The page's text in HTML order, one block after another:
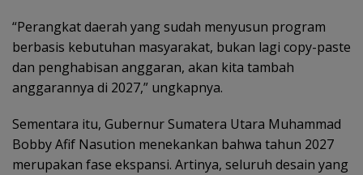
“Perangkat daerah yang sudah menyusun program
berbasis kebutuhan masyarakat, bukan lagi copy-paste
dan penghabisan anggaran, akan kita tambah
anggarannya di 2027,” ungkapnya.
Sementara itu, Gubernur Sumatera Utara Muhammad
Bobby Afif Nasution menekankan bahwa tahun 2027
merupakan fase ekspansi. Artinya, seluruh desain yang